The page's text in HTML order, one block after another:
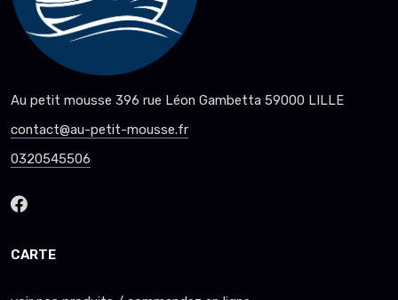
Au petit mousse 396 rue Léon Gambetta 59000 LILLE
contact@au-petit-mousse.fr
0320545506
CARTE